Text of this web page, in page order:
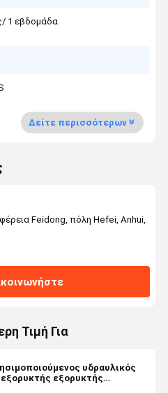
1 εβδομάδα
Δείτε περισσότερων
Feidong, πόλη Hefei, Anhui,
Τιμή Για
υδραυλικός
εξορυκτής